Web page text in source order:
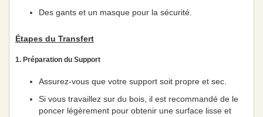
Des gants et un masque pour la sécurité.
Étapes du Transfert
1. Préparation du Support
Assurez-vous que votre support soit propre et sec.
Si vous travaillez sur du bois, il est recommandé de le
poncer légèrement pour obtenir une surface lisse et